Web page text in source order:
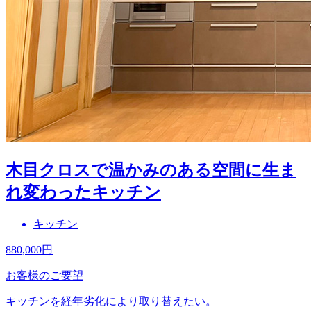
木目クロスで温かみのある空間に生ま
れ変わったキッチン
キッチン
880,000円
お客様のご要望
キッチンを経年劣化により取り替えたい。